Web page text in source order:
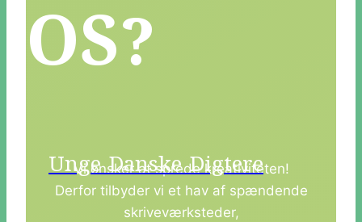
Unge Danske Digtere
OS?
Vi ønsker at sprede kreativiteten!
Derfor tilbyder vi et hav af spændende
skriveværksteder,